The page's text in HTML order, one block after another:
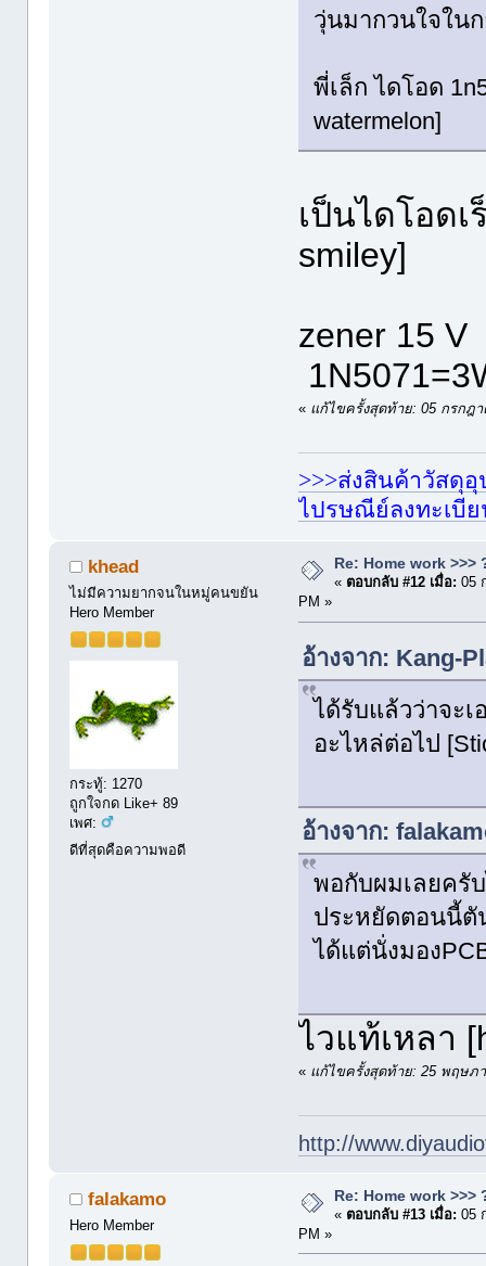
วุ่นมากวนใจในก
พี่เล็ก ไดโอด
watermelon]
เป็นไดโอด
smiley]
zener 15
« แก้ไขครั้งสุดท้าย: 05 กรกฎา
>>>ส่งสินค้าวัสดุ
ไปรษณีย์ลงทะเบีย
khead
ไม่มีความยากจนในหมู่คนขยัน
Hero Member
กระทู้: 1270
ถูกใจกด Like+ 89
เพศ:
ดีที่สุดคือความพอดี
Re: Home work >>>
« ตอบกลับ #12 เมื่อ: 05
PM »
อ้างจาก: Kang-
ได้รับแล้วว่าจะ
อะไหล่ต่อไป
อ้างจาก:
พอกับผมเลยครั
ประหยัดตอนนี้ตั
ได้แต่นั่งมอง
ไวแท้เหลา
« แก้ไขครั้งสุดท้าย: 25 พฤษภ
http://
falakamo
Hero Member
Re: Home work >>>
« ตอบกลับ #13 เมื่อ: 05
PM »